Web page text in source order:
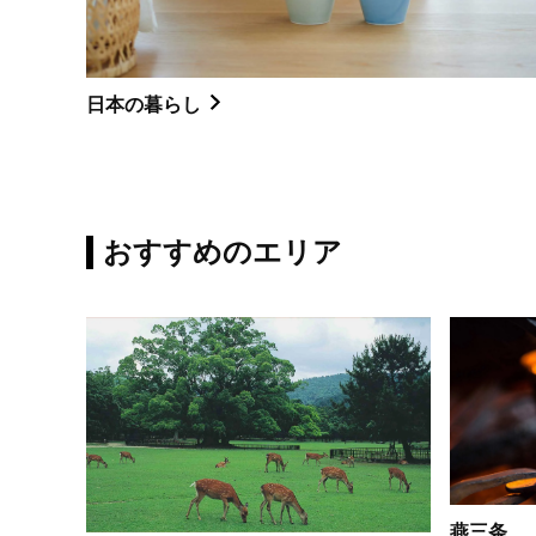
日本の暮らし
おすすめのエリア